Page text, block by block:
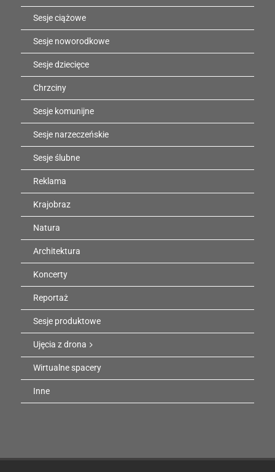
Sesje ciążowe
Sesje noworodkowe
Sesje dziecięce
Chrzciny
Sesje komunijne
Sesje narzeczeńskie
Sesje ślubne
Reklama
Krajobraz
Natura
Architektura
Koncerty
Reportaż
Sesje produktowe
Ujęcia z drona
Wirtualne spacery
Inne